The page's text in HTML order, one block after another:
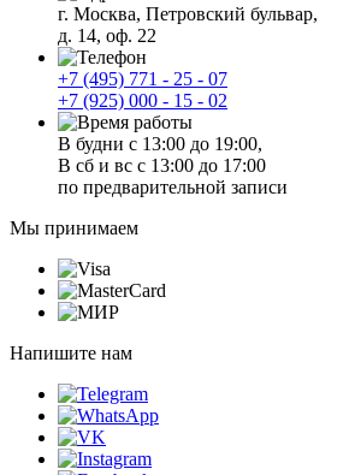
г. Москва, Петровский бульвар,
д. 14, оф. 22
+7 (495) 771 - 25 - 07
+7 (925) 000 - 15 - 02
В будни с 13:00 до 19:00,
В сб и вс с 13:00 до 17:00
по предварительной записи
Мы принимаем
Напишите нам